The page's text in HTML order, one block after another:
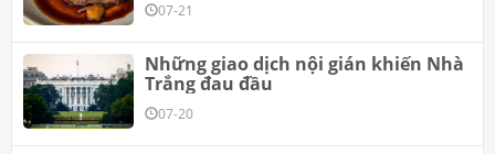
07-21
Những giao dịch nội gián khiến Nhà
Trắng đau đầu
07-20